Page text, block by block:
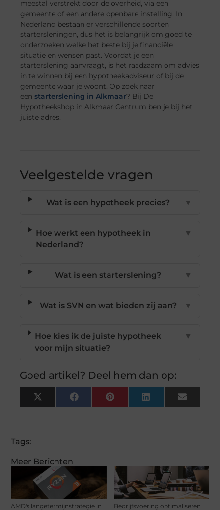
Meer Berichten
AMD's langetermijnstrategie in
Bedrijfsvoering optimaliseren
meestal verstrekt door de overheid, via een
gemeente of een andere openbare instelling. In
Nederland bestaan er verschillende soorten
startersleningen, dus het is belangrijk om goed te
onderzoeken welke het beste bij je financiële
situatie en wensen past. Voordat je een
starterslening aanvraagt, is het raadzaam om advies
in te winnen bij een hypotheekadviseur of bij de
gemeente waar je woont. Op zoek naar
eenstarterslening in Alkmaar? Bij De
Hypotheekshop in Alkmaar Centrum ben je bij het
juiste adres.
Veelgestelde vragen
Wat is een hypotheek precies? ▼
Hoe werkt een hypotheek in
Nederland?
▼
Wat is een starterslening? ▼
Wat is SVN en wat bieden zij aan? ▼
Hoe kies ik de juiste hypotheek
voor mijn situatie?
▼
Goed artikel? Deel hem dan op:
X
(Twitter)
FacebookPinterestLinkedInEmail
Tags: